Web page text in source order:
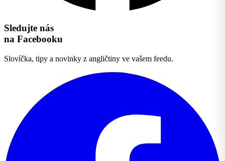
Sledujte nás
na Facebooku
Slovíčka, tipy a novinky z angličtiny ve vašem feedu.